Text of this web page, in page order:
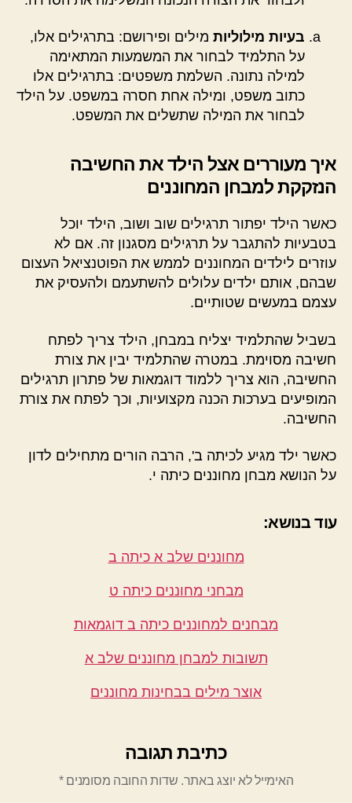
בעיות מילוליות מילים ופירושם: בתרגילים אלו,
על התלמיד לבחור את המשמעות המתאימה
למילה נתונה. השלמת משפטים: בתרגילים אלו
כתוב משפט, ומילה אחת חסרה במשפט. על הילד
לבחור את המילה שתשלים את המשפט.
איך מעוררים אצל הילד את החשיבה
הנזקקת למבחן המחוננים
כאשר הילד יפתור תרגילים שוב ושוב, הילד יוכל
בטבעיות להתגבר על תרגילים מסגנון זה. אם לא
עוזרים לילדים המחוננים לממש את הפוטנציאל העצום
שבהם, אותם ילדים עלולים להשתעמם ולהעסיק את
עצמם במעשים שטותיים.
בשביל שהתלמיד יצליח במבחן, הילד צריך לפתח
חשיבה מסוימת. במטרה שהתלמיד יבין את צורת
החשיבה, הוא צריך ללמוד דוגמאות של פתרון תרגילים
המופיעים בערכות הכנה מקצועיות, וכך לפתח את צורת
החשיבה.
כאשר ילד מגיע לכיתה ב', הרבה הורים מתחילים לדון
על הנושא מבחן מחוננים כיתה י.
עוד בנושא:
מחוננים שלב א כיתה ב
מבחני מחוננים כיתה ט
מבחנים למחוננים כיתה ב דוגמאות
תשובות למבחן מחוננים שלב א
אוצר מילים בבחינות מחוננים
כתיבת תגובה
האימייל לא יוצג באתר. שדות החובה מסומנים*